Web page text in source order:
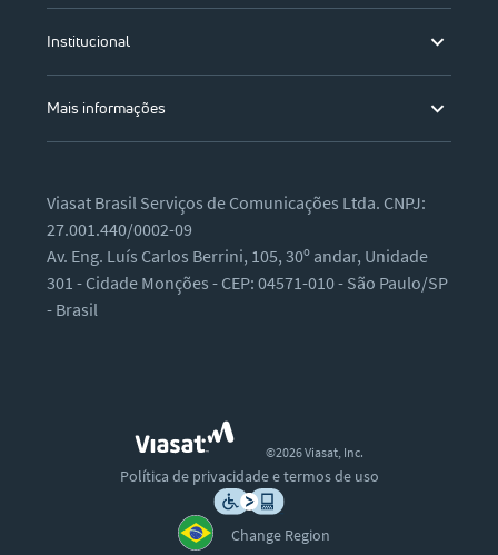
Institucional
Mais informações
Viasat Brasil Serviços de Comunicações Ltda. CNPJ:
27.001.440/0002-09
Av. Eng. Luís Carlos Berrini, 105, 30º andar, Unidade
301 - Cidade Monções - CEP: 04571-010 - São Paulo/SP
- Brasil
©2026 Viasat, Inc.
Política de privacidade e termos de uso
Change Region